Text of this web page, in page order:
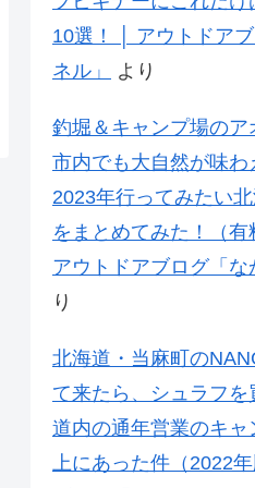
10選！ │ アウトドア
ネル」
より
釣堀＆キャンプ場の
市内でも大自然が味わ
2023年行ってみたい
をまとめてみた！（有
アウトドアブログ「な
り
北海道・当麻町の
て来たら、シュラフを
道内の通年営業のキ
上にあった件（2022